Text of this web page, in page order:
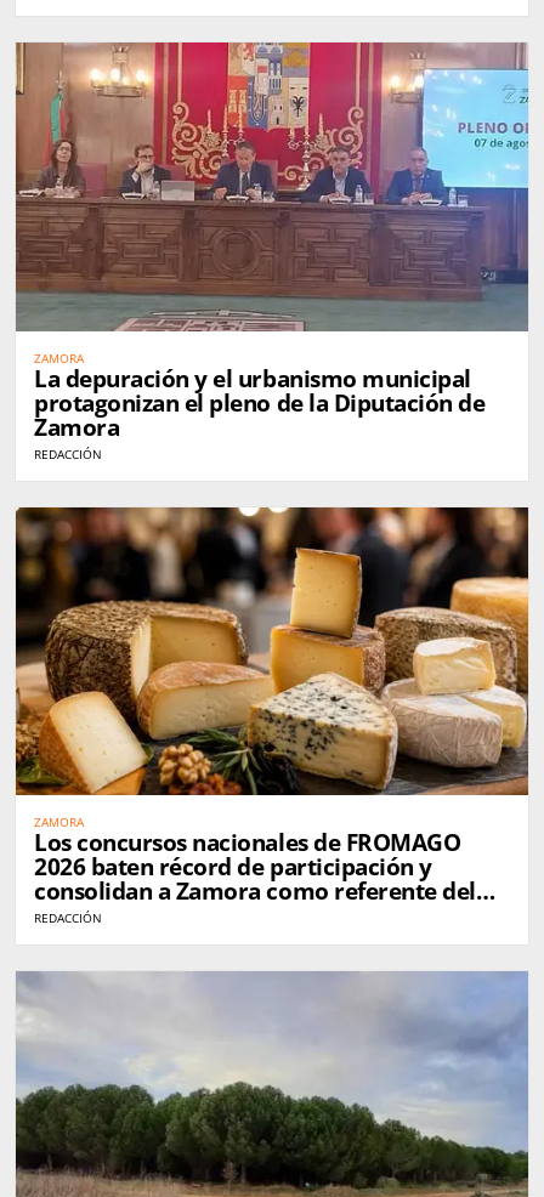
ZAMORA
La depuración y el urbanismo municipal
protagonizan el pleno de la Diputación de
Zamora
REDACCIÓN
ZAMORA
Los concursos nacionales de FROMAGO
2026 baten récord de participación y
consolidan a Zamora como referente del
queso en España
REDACCIÓN